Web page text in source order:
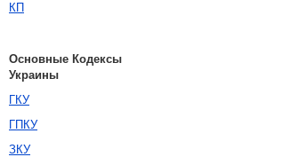
КП
Основные Кодексы
Украины
ГКУ
ГПКУ
ЗКУ